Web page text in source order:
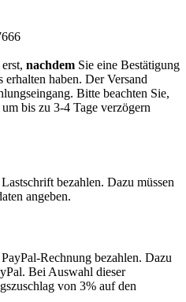
nachdem Sie eine Bestätigung
haben. Der Versand
Bitte beachten Sie,
bis zu 3-4 Tage verzögern
bezahlen. Dazu müssen
angeben.
Rechnung bezahlen. Dazu
Bei Auswahl dieser
von 3% auf den